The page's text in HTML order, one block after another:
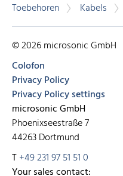
Toebehoren Kabels
© 2026 microsonic GmbH
Colofon
Privacy Policy
Privacy Policy settings
microsonic GmbH
Phoenixseestraße 7
44263 Dortmund
T+49 231 97 51 51 0
Your sales contact: